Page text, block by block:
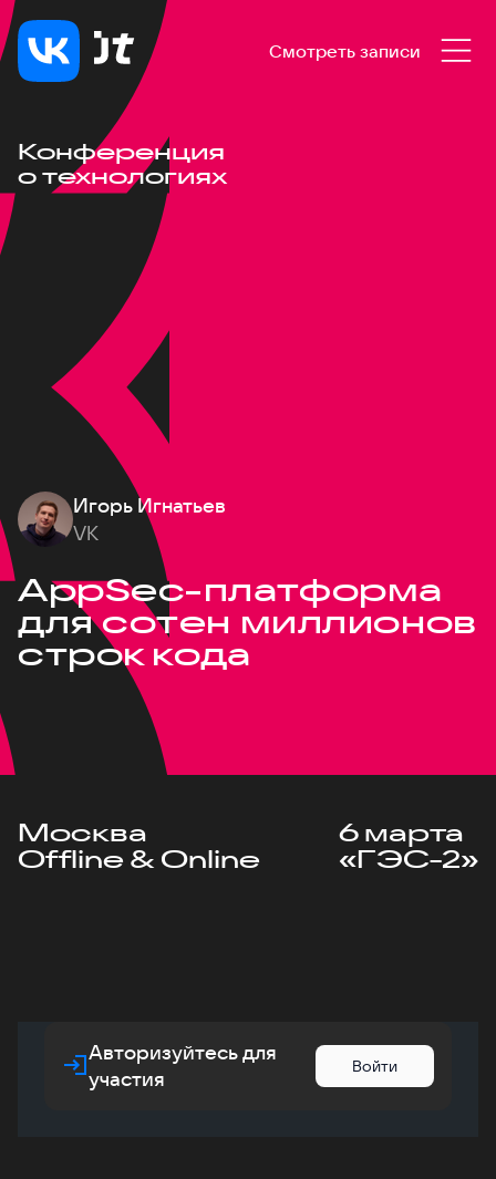
Смотреть записи
Конференция
о технологиях
Игорь Игнатьев
VK
AppSec-платформа
для сотен миллионов
строк кода
Москва
Offline & Online
6 марта
«ГЭС-2»
Авторизуйтесь для
участия
Войти